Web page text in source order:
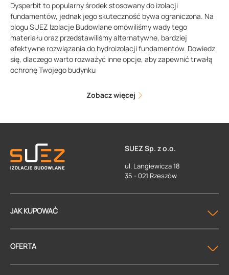
Dysperbit to popularny środek stosowany do izolacji
fundamentów, jednak jego skuteczność bywa ograniczona. Na
blogu SUEZ Izolacje Budowlane omówiliśmy wady tego
materiału oraz przedstawiliśmy alternatywne, bardziej
efektywne rozwiązania do hydroizolacji fundamentów. Dowiedz
się, dlaczego warto rozważyć inne opcje, aby zapewnić trwałą
ochronę Twojego budynku
Zobacz więcej
SUEZ Sp. z o.o.
ul. Langiewicza 18
35 - 021 Rzeszów
JAK KUPOWAĆ
OFERTA